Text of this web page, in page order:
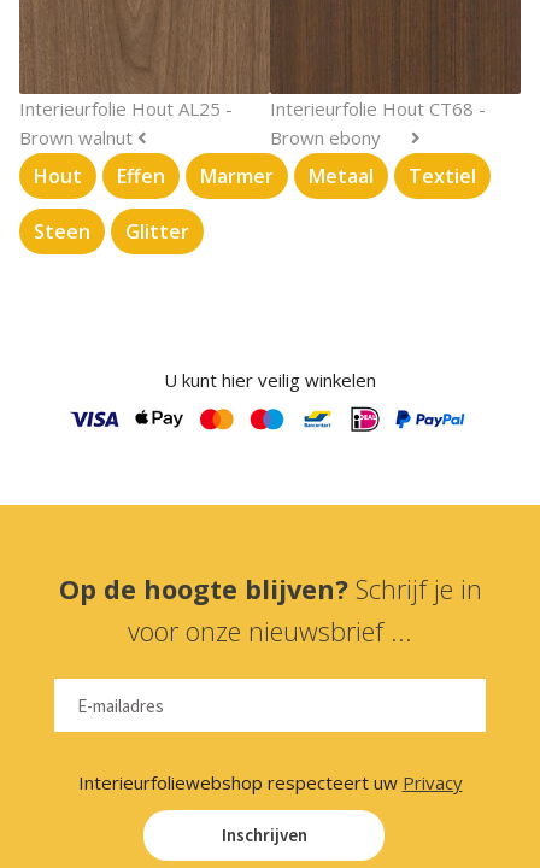
Interieurfolie Hout AL25 -
Brown walnut
Interieurfolie Hout CT68 -
Brown ebony
Hout Effen Marmer Metaal Textiel
Steen Glitter
U kunt hier veilig winkelen
Op de hoogte blijven? Schrijf je in
voor onze nieuwsbrief ...
Interieurfoliewebshop respecteert uw Privacy
Inschrijven